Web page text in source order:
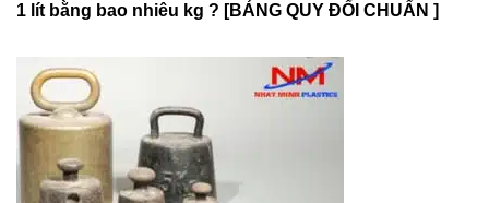
1 lít bằng bao nhiêu kg ? [BẢNG QUY ĐỔI CHUẨN ]